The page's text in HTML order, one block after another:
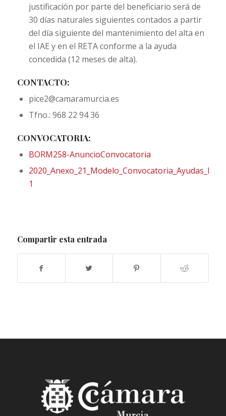
justificación por parte del beneficiario será de
30 días naturales siguientes contados a partir
del día siguiente del mantenimiento del alta en
el IAE y en el RETA conforme a la ayuda
concedida (12 meses de alta).
CONTACTO:
pice2@camaramurcia.es
Tfno.: 968 22 94 36
CONVOCATORIA:
BORM258-AnuncioConvocatoria
1
Compartir esta entrada